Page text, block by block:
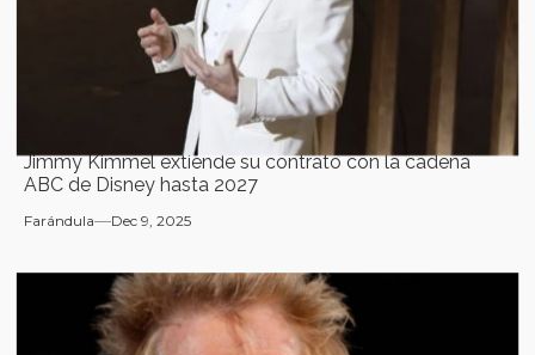
Jimmy Kimmel extiende su contrato con la cadena
ABC de Disney hasta 2027
Farándula Dec 9, 2025